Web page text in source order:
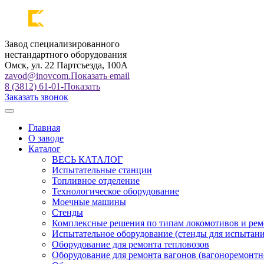
Завод специализированного
нестандартного оборудования
Омск, ул. 22 Партсъезда, 100А
zavod@inovcom.Показать email
8 (3812) 61-01-Показать
Заказать звонок
Главная
О заводе
Каталог
ВЕСЬ КАТАЛОГ
Испытательные станции
Топливное отделение
Технологическое оборудование
Моечные машины
Стенды
Комплексные решения по типам локомотивов и
Испытательное оборудование (стенды для
Оборудование для ремонта тепловозов
Оборудование для ремонта вагонов